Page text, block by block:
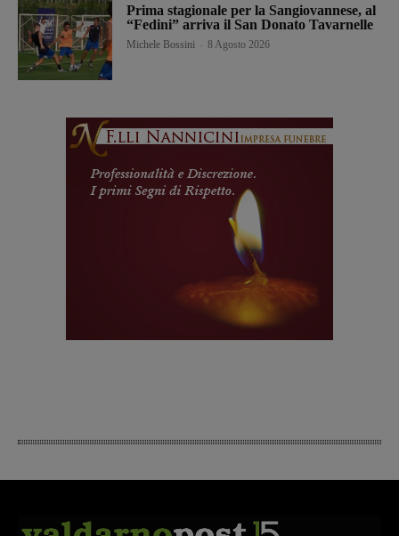
Prima stagionale per la Sangiovannese, al
“Fedini” arriva il San Donato Tavarnelle
Michele Bossini 8 Agosto 2026